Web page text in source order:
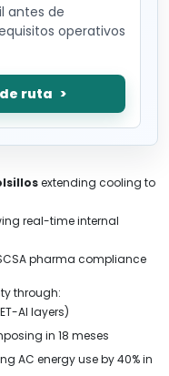
antes de
operativos
ruta
extending cooling to
real-time internal
pharma compliance
through:
Al layers)
in 18 meses
AC energy use by40%in